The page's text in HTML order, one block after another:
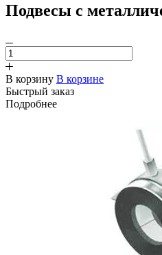
Подвесы с
В корзину В корзине
Быстрый заказ
Подробнее